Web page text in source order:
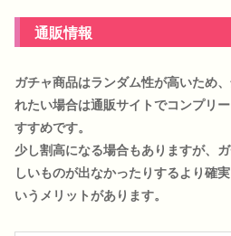
通販情報
ガチャ商品はランダム性が高いため
れたい場合は通販サイトでコンプリ
すすめです。
少し割高になる場合もありますが、
しいものが出なかったりするより確
いうメリットがあります。